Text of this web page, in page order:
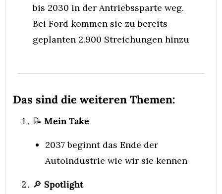
bis 2030 in der Antriebssparte weg.
Bei Ford kommen sie zu bereits
geplanten 2.900 Streichungen hinzu
Das sind die weiteren Themen:
📝 Mein Take
2037 beginnt das Ende der
Autoindustrie wie wir sie kennen
🔎 Spotlight